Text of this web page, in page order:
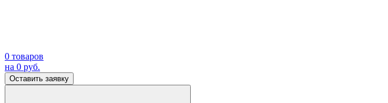
0 товаров
на 0 руб.
Оставить заявку